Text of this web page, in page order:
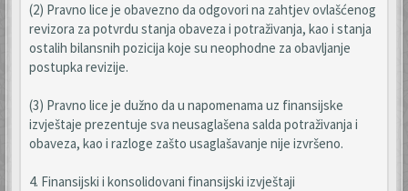
(2) Pravno lice je obavezno da odgovori na zahtjev ovlašćenog
revizora za potvrdu stanja obaveza i potraživanja, kao i stanja
ostalih bilansnih pozicija koje su neophodne za obavljanje
postupka revizije.
(3) Pravno lice je dužno da u napomenama uz finansijske
izvještaje prezentuje sva neusaglašena salda potraživanja i
obaveza, kao i razloge zašto usaglašavanje nije izvršeno.
4. Finansijski i konsolidovani finansijski izvještaji